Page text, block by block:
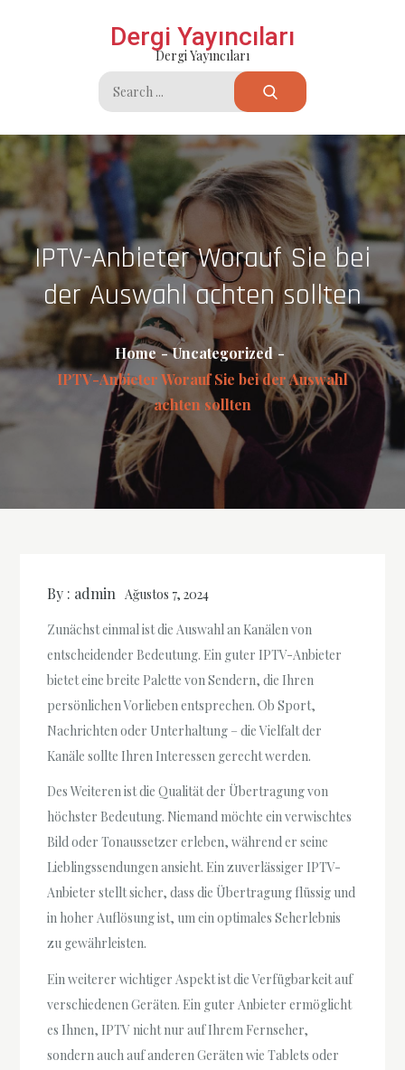
Dergi Yayıncıları
Dergi Yayıncıları
Search
for:
IPTV-Anbieter Worauf Sie bei
der Auswahl achten sollten
Home
Uncategorized
IPTV-Anbieter Worauf Sie bei der Auswahl
achten sollten
By : admin Ağustos 7, 2024
Zunächst einmal ist die Auswahl an Kanälen von
entscheidender Bedeutung. Ein guter IPTV-Anbieter
bietet eine breite Palette von Sendern, die Ihren
persönlichen Vorlieben entsprechen. Ob Sport,
Nachrichten oder Unterhaltung – die Vielfalt der
Kanäle sollte Ihren Interessen gerecht werden.
Des Weiteren ist die Qualität der Übertragung von
höchster Bedeutung. Niemand möchte ein verwischtes
Bild oder Tonaussetzer erleben, während er seine
Lieblingssendungen ansieht. Ein zuverlässiger IPTV-
Anbieter stellt sicher, dass die Übertragung flüssig und
in hoher Auflösung ist, um ein optimales Seherlebnis
zu gewährleisten.
Ein weiterer wichtiger Aspekt ist die Verfügbarkeit auf
verschiedenen Geräten. Ein guter Anbieter ermöglicht
es Ihnen, IPTV nicht nur auf Ihrem Fernseher,
sondern auch auf anderen Geräten wie Tablets oder